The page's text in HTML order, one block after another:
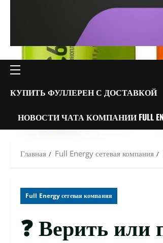
ОСНОВНОЕ
МЕНЮ
КУПИТЬ ФУЛЛЕРЕН С ДОСТАВКОЙ
НОВОСТИ ЧАТА КОМПАНИИ FULL
Главная Full Energy сетевая компания
Full Energy сетевая компания
❓ Верить или